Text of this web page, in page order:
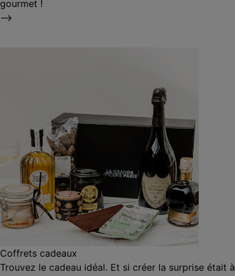
gourmet !
⟶
Coffrets cadeaux
Trouvez le cadeau idéal. Et si créer la surprise était à